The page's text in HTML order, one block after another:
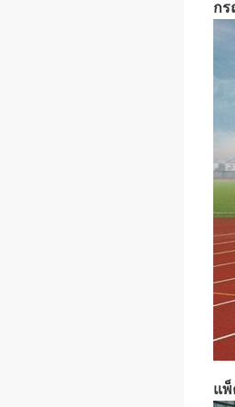
กร
แพ็